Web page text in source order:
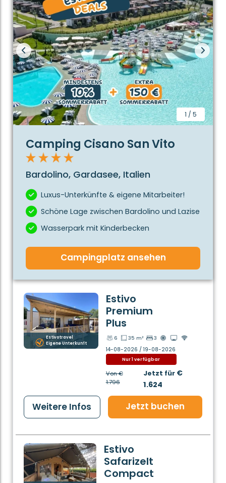
1 / 5
Camping Cisano San Vito
Bardolino, Gardasee, Italien
Luxus-Unterkünfte & eigene Mitarbeiter!
Schöne Lage zwischen Bardolino und Lazise
Wasserpark mit Kinderbecken
Campingplatz ansehen
Estivotravel
Eigene Unterkunft
Estivo
Premium
Plus
6 35 m² 3
14-08-2026 / 19-08-2026
Nur 1 verfügbar
Von€
1.796
Jetzt für €
1.624
Weitere Infos Jetzt buchen
Estivo
Safarizelt
Compact